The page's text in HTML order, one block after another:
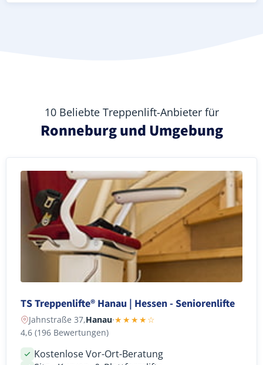
10 Beliebte Treppenlift-Anbieter für
Ronneburg und Umgebung
TS Treppenlifte® Hanau | Hessen - Seniorenlifte
Jahnstraße 37,Hanau·★★★★☆
4,6 (196 Bewertungen)
Kostenlose Vor-Ort-Beratung